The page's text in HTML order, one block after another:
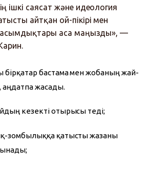
ішкі саясат және идеология
айтқан ой-пікірі мен
басымдықтары аса маңызды», —
бастама мен жобаның жай-
аңдатпа жасады.
кезекті отырысы өтеді;
зомбылыққа қатысты жазаны